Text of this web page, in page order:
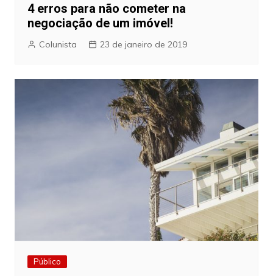
4 erros para não cometer na
negociação de um imóvel!
Colunista 23 de janeiro de 2019
Público